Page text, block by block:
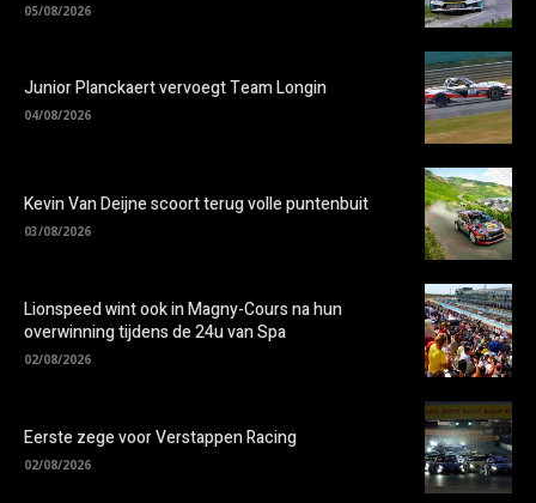
05/08/2026
Junior Planckaert vervoegt Team Longin
04/08/2026
Kevin Van Deijne scoort terug volle puntenbuit
03/08/2026
Lionspeed wint ook in Magny-Cours na hun
overwinning tijdens de 24u van Spa
02/08/2026
Eerste zege voor Verstappen Racing
02/08/2026